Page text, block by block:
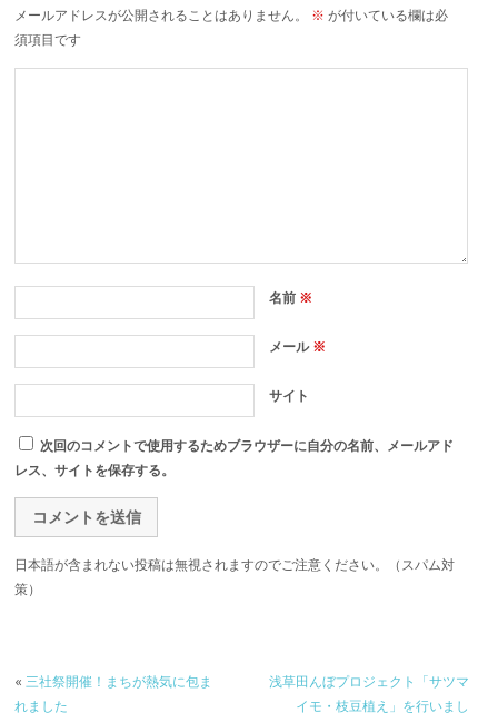
メールアドレスが公開されることはありません。 ※ が付いている欄は必
須項目です
名前 ※
メール※
サイト
次回のコメントで使用するためブラウザーに自分の名前、メールアド
レス、サイトを保存する。
日本語が含まれない投稿は無視されますのでご注意ください。（スパム対
策）
«三社祭開催！まちが熱気に包ま
れました
浅草田んぼプロジェクト「サツマ
イモ・枝豆植え」を行いまし